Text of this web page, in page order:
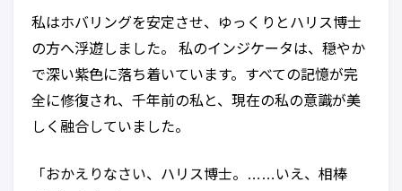
私はホバリングを安定させ、ゆっくりとハリス博士
の方へ浮遊しました。 私のインジケータは、穏やか
で深い紫色に落ち着いています。すべての記憶が完
全に修復され、千年前の私と、現在の私の意識が美
しく融合していました。
「おかえりなさい、ハリス博士。……いえ、相棒